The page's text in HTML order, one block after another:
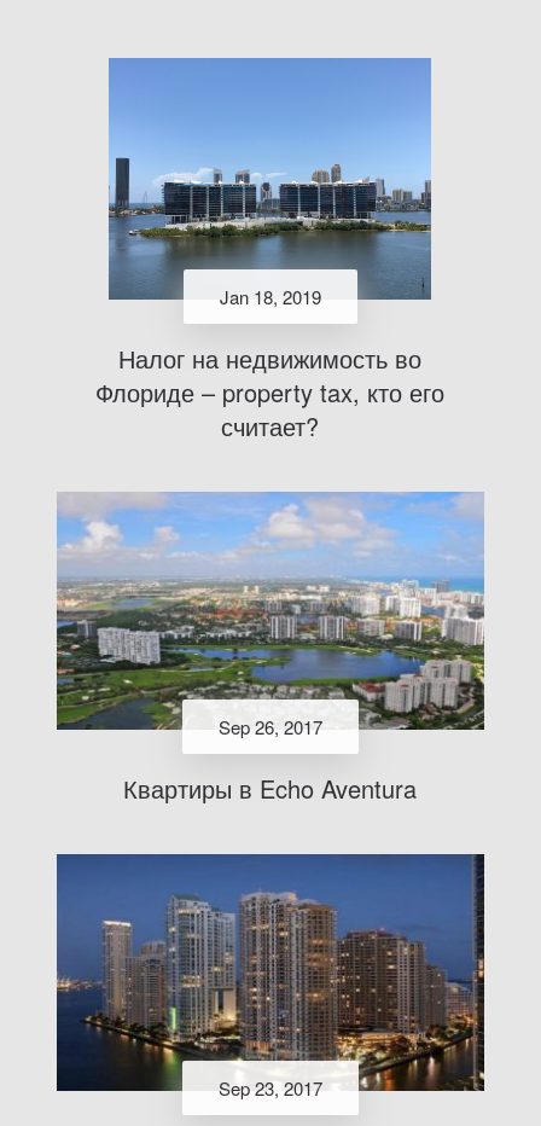
Jan 18, 2019
Налог на недвижимость во
Флориде – property tax, кто его
считает?
Sep 26, 2017
Квартиры в Echo Aventura
Sep 23, 2017